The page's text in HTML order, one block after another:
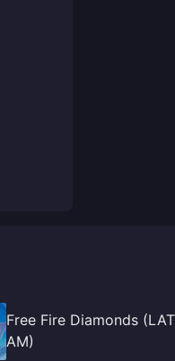
Free Fire Diamonds (LAT
AM)